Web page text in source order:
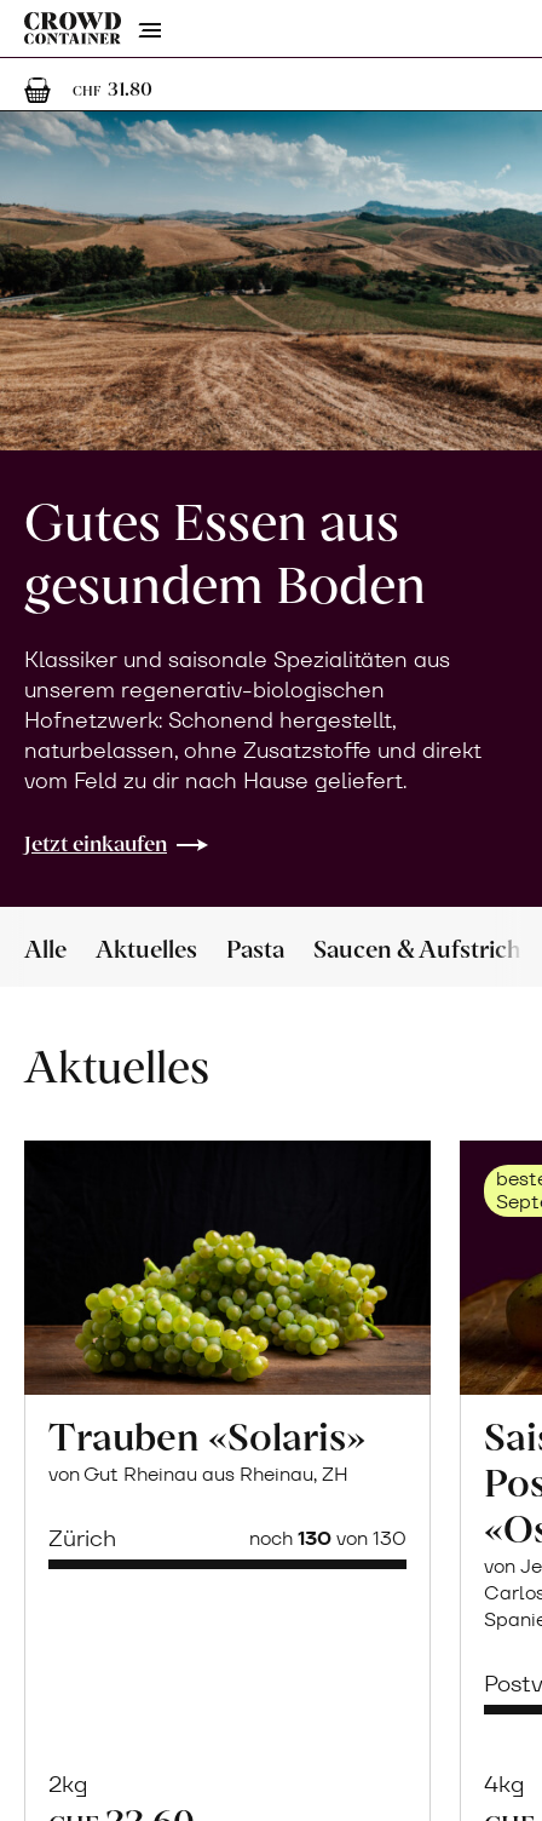
Menu
CHF 31.801 Artikel im Warenkorb
Gutes Essen aus
gesundem Boden
Klassiker und saisonale Spezialitäten aus
unserem regenerativ-biologischen
Hofnetzwerk: Schonend hergestellt,
naturbelassen, ohne Zusatzstoffe und direkt
vom Feld zu dir nach Hause geliefert.
Jetzt einkaufen
Alle Aktuelles Pasta Saucen & Aufstriche
Aktuelles
Trauben «Solaris»
von Gut Rheinau aus Rheinau, ZH
Zürich noch130von 130
2kg
von
4kg